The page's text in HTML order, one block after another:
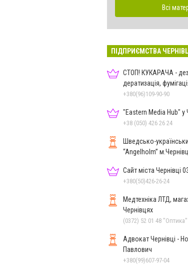
Всі
ПІДПРИЄМСТВА
СТОП! КУКАРАЧА -
дератизація,
Чернівцях
+380(96)109-90-90
"Eastern Media Hub" у
+38 (050) 426 26 24
Шведсько-
“Angelholm”
Сайт міста Чернівці
+380(50)426-26-24
Медтехніка ЛТД,
Чернівцях
Адвокат Чернівці -
Павлович
+380(99)607-97-04